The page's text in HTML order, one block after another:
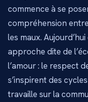
commence à se
compréhension
les maux.
approche dite de
l’amour : le respect
s’inspirent des
travaille sur la